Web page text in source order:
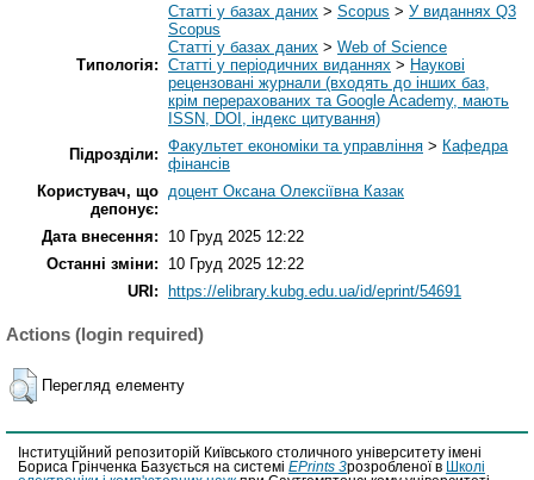
Типологія:
Статті у базах даних > Scopus > У виданнях Q3
Scopus
Статті у базах даних > Web of Science
Статті у періодичних виданнях > Наукові
рецензовані журнали (входять до інших баз,
крім перерахованих та Google Academy, мають
ISSN, DOI, індекс цитування)
Підрозділи: Факультет економіки та управління > Кафедра
фінансів
Користувач, що
депонує:
доцент Оксана Олексіївна Казак
Дата внесення:
10 Груд 2025 12:22
Останні зміни:
10 Груд 2025 12:22
URI:
https://elibrary.kubg.edu.ua/id/eprint/54691
Actions (login required)
Перегляд елементу
Інституційний репозиторій Київського столичного університету імені
Бориса Грінченка Базується на системі EPrints 3розробленої в
Школі